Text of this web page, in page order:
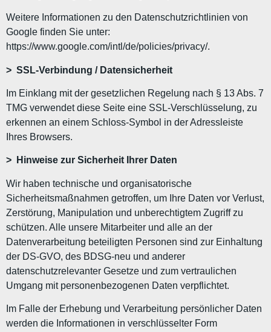
Weitere Informationen zu den Datenschutzrichtlinien von
Google finden Sie unter:
https://www.google.com/intl/de/policies/privacy/.
> SSL-Verbindung / Datensicherheit
Im Einklang mit der gesetzlichen Regelung nach § 13 Abs. 7
TMG verwendet diese Seite eine SSL-Verschlüsselung, zu
erkennen an einem Schloss-Symbol in der Adressleiste
Ihres Browsers.
> Hinweise zur Sicherheit Ihrer Daten
Wir haben technische und organisatorische
Sicherheitsmaßnahmen getroffen, um Ihre Daten vor Verlust,
Zerstörung, Manipulation und unberechtigtem Zugriff zu
schützen. Alle unsere Mitarbeiter und alle an der
Datenverarbeitung beteiligten Personen sind zur Einhaltung
der DS-GVO, des BDSG-neu und anderer
datenschutzrelevanter Gesetze und zum vertraulichen
Umgang mit personenbezogenen Daten verpflichtet.
Im Falle der Erhebung und Verarbeitung persönlicher Daten
werden die Informationen in verschlüsselter Form